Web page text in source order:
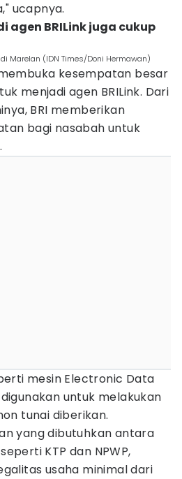
ucapnya.
agen BRILink juga cukup
Marelan (IDN Times/Doni Hermawan)
kesempatan besar
menjadi agen BRILink. Dari
BRI memberikan
bagi nasabah untuk
mesin Electronic Data
untuk melakukan
tunai diberikan.
yang dibutuhkan antara
KTP dan NPWP,
usaha minimal dari